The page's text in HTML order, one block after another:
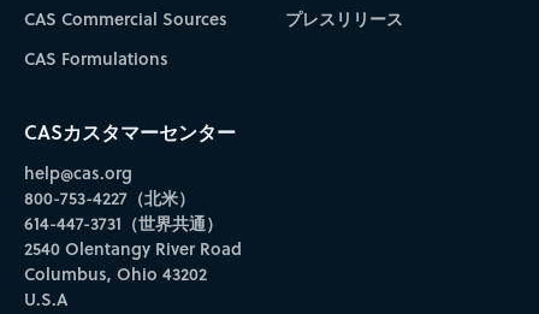
CAS Commercial Sources
CAS Formulations
プレスリリース
CASカスタマーセンター
help@cas.org
800-753-4227（北米）
614-447-3731（世界共通）
2540 Olentangy River Road
Columbus, Ohio 43202
U.S.A